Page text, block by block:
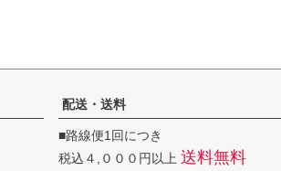
配送・送料
■路線便1回につき
税込４,０００円以上 送料無料